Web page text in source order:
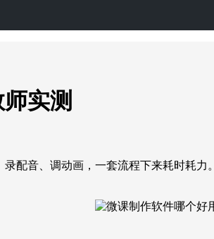
实测
配音、调动画，一套流程下来耗时耗力。